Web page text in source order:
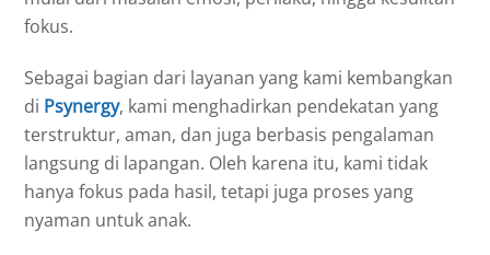
fokus.
Sebagai bagian dari layanan yang kami kembangkan
di Psynergy, kami menghadirkan pendekatan yang
terstruktur, aman, dan juga berbasis pengalaman
langsung di lapangan. Oleh karena itu, kami tidak
hanya fokus pada hasil, tetapi juga proses yang
nyaman untuk anak.